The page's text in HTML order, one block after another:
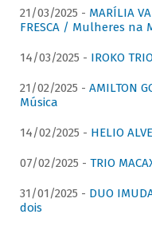
21/03/2025 - MARÍLIA
FRESCA / Mulheres na
14/03/2025 - IROKO
21/02/2025 - AMILTON
Música
14/02/2025 - HELIO
07/02/2025 - TRIO
31/01/2025 - DUO
dois